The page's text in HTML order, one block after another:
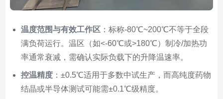
温度范围与有效工作区：标称-80℃~200℃不等于全段
满负荷运行。温区（如<-60℃或>180℃）制冷/加热功
率通常衰减，需确认实际负载下的升降温速率。
控温精度：±0.5℃适用于多数中试生产，而高纯度药物
结晶或半导体测试可能需±0.1℃级精度。